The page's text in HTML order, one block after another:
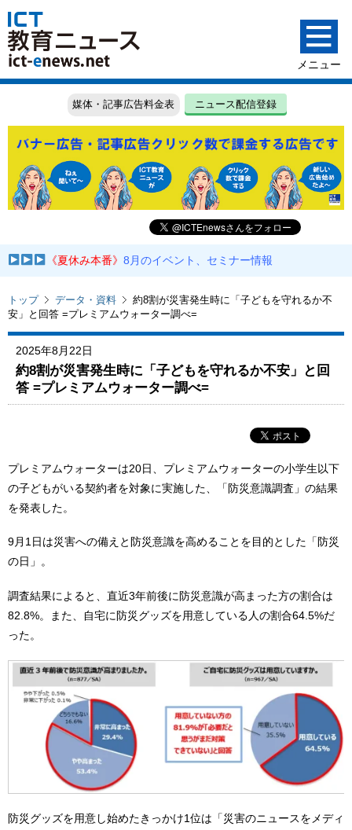
媒体・記事広告料金表 ニュース配信登録
《夏休み本番》8月のイベント、セミナー情報
トップ データ・資料
約8割が災害発生時に「子どもを守れるか不
安」と回答 =プレミアムウォーター調べ=
2025年8月22日
約8割が災害発生時に「子どもを守れるか不安」と回
答 =プレミアムウォーター調べ=
プレミアムウォーターは20日、プレミアムウォーターの小学生以下
の子どもがいる契約者を対象に実施した、「防災意識調査」の結果
を発表した。
9月1日は災害への備えと防災意識を高めることを目的とした「防災
の日」。
調査結果によると、直近3年前後に防災意識が高まった方の割合は
82.8%。また、自宅に防災グッズを用意している人の割合64.5%だ
った。
防災グッズを用意し始めたきっかけ1位は「災害のニュースをメディ